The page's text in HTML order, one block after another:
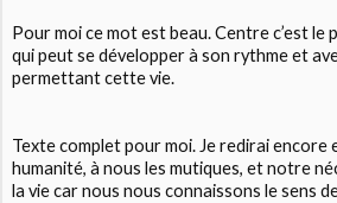
Pour moi ce mot est beau. Centre c’est le
qui peut se développer à son rythme et
permettant cette vie.
Texte complet pour moi. Je redirai
humanité, à nous les mutiques, et notre
la vie car nous nous connaissons le sens